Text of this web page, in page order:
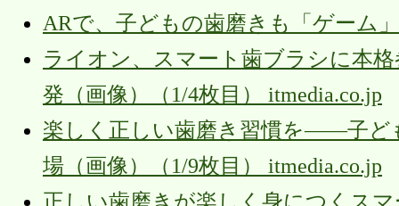
ARで、子どもの歯磨きも「ゲーム
ライオン、スマート歯ブラシに本
発（画像）（1/4枚目） itmedia.co.jp
楽しく正しい歯磨き習慣を――子ど
場（画像）（1/9枚目） itmedia.co.jp
正しい歯磨きが楽しく身につくス